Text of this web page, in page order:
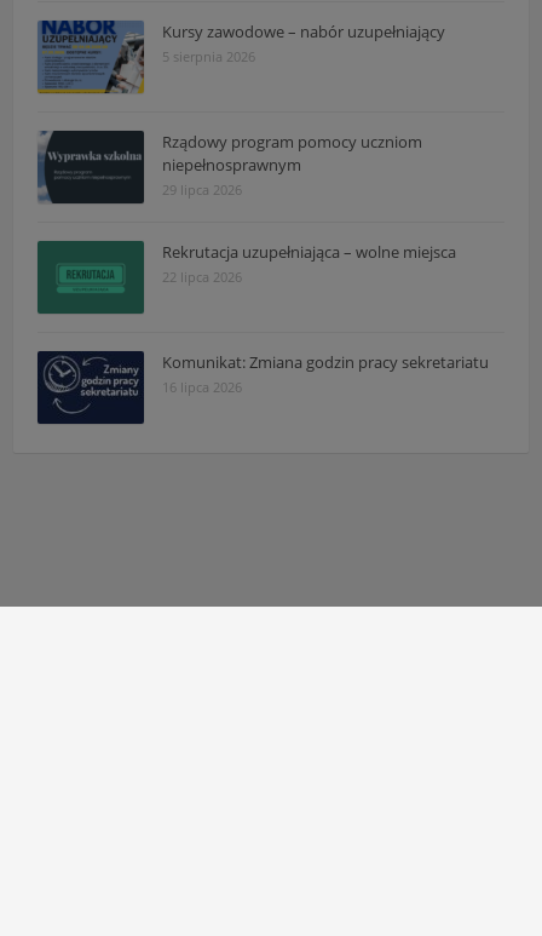
Kursy zawodowe – nabór uzupełniający
5 sierpnia 2026
Rządowy program pomocy uczniom
niepełnosprawnym
29 lipca 2026
Rekrutacja uzupełniająca – wolne miejsca
22 lipca 2026
Komunikat: Zmiana godzin pracy sekretariatu
16 lipca 2026